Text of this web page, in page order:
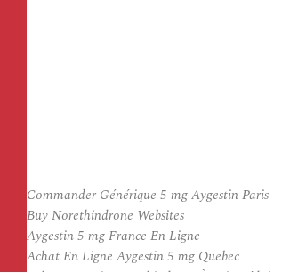
Commander Générique 5 mg Aygestin Paris
Buy Norethindrone Websites
Aygestin 5 mg France En Ligne
Achat En Ligne Aygestin 5 mg Quebec